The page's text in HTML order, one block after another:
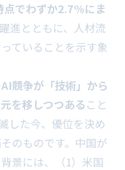
でわずか2.7%にま
進とともに、人材流
ていることを示す象
AI競争が「技術」から
を移しつつあること
した今、優位を決め
のものです。中国が
景には、（1）米国